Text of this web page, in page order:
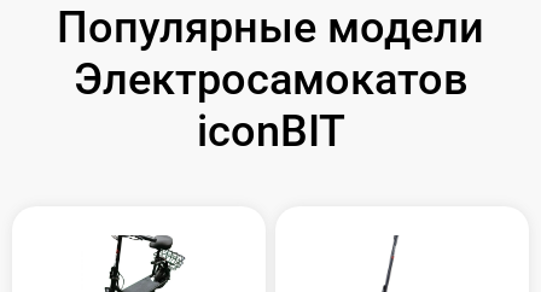
Популярные модели
Электросамокатов
iconBIT